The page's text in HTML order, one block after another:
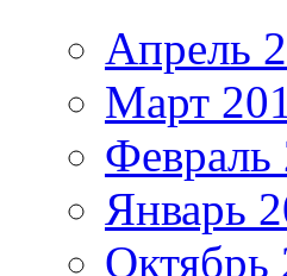
Апрель
Март
Февраль
Январь
Октябрь